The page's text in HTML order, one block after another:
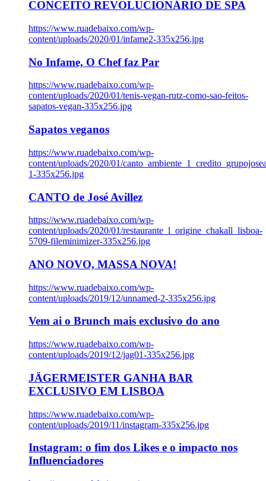
CONCEITO REVOLUCIONÁRIO DE SPA
https://www.ruadebaixo.com/wp-
content/uploads/2020/01/infame2-335x256.jpg
No Infame, O Chef faz Par
https://www.ruadebaixo.com/wp-
content/uploads/2020/01/tenis-vegan-rutz-como-sao-feitos-
sapatos-vegan-335x256.jpg
Sapatos veganos
https://www.ruadebaixo.com/wp-
content/uploads/2020/01/
1-335x256.jpg
CANTO de José Avillez
https://www.ruadebaixo.com/wp-
content/uploads/2020/01/restaurante_l_origine_chakall_lisboa-
5709-fileminimizer-335x256.jpg
ANO NOVO, MASSA NOVA!
https://www.ruadebaixo.com/wp-
content/uploads/2019/12/unnamed-2-335x256.jpg
Vem ai o Brunch mais exclusivo do ano
https://www.ruadebaixo.com/wp-
content/uploads/2019/12/jag01-335x256.jpg
JÄGERMEISTER GANHA BAR
EXCLUSIVO EM LISBOA
https://www.ruadebaixo.com/wp-
content/uploads/2019/11/instagram-335x256.jpg
Instagram: o fim dos Likes e o impacto nos
Influenciadores